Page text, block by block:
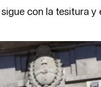
con la tesitura